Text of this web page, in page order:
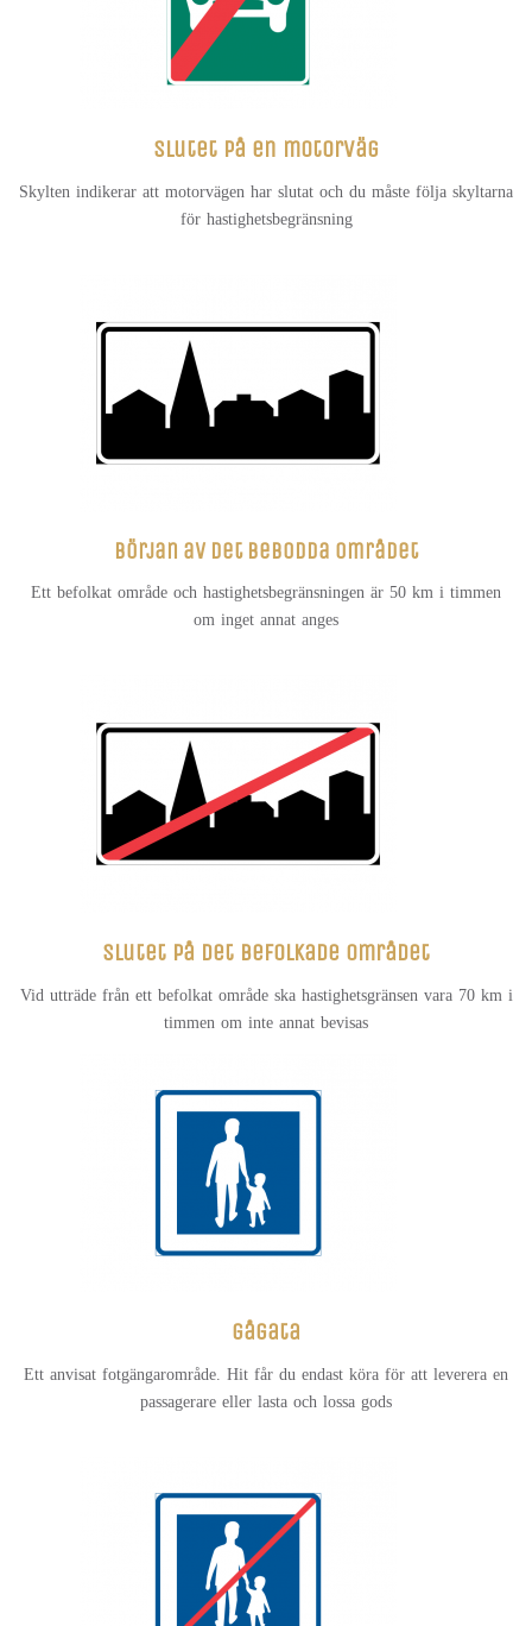
Slutet på en motorväg
Skylten indikerar att motorvägen har slutat och du måste följa skyltarna
för hastighetsbegränsning
Början av det bebodda området
Ett befolkat område och hastighetsbegränsningen är 50 km i timmen
om inget annat anges
Slutet på det befolkade området
Vid utträde från ett befolkat område ska hastighetsgränsen vara 70 km i
timmen om inte annat bevisas
gågata
Ett anvisat fotgängarområde. Hit får du endast köra för att leverera en
passagerare eller lasta och lossa gods